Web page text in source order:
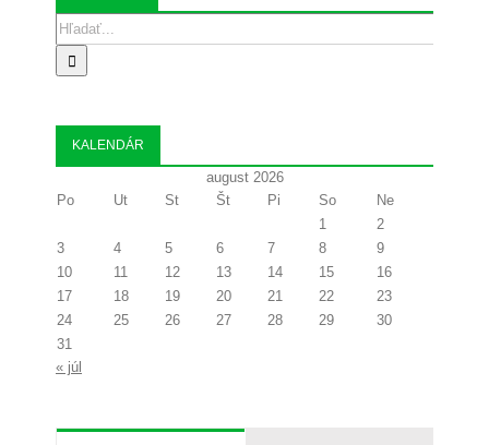
Search
for:
KALENDÁR
august 2026
Po
Ut St Št Pi So
Ne
1
2
3
4 5 6 7 8
9
10
11 12 13 14 15
16
17
18 19 20 21 22
23
24
25 26 27 28 29
30
31
« júl